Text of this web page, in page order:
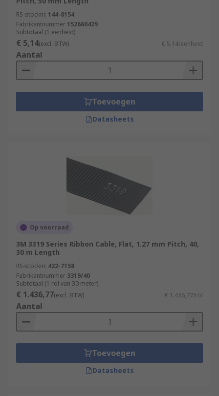
RS-stocknr. 144-8154
Fabrikantnummer 152660429
Subtotaal (1 eenheid)
€ 5,14(excl. BTW) € 5,14/eenheid
Aantal
Toevoegen
Datasheets
Op voorraad
3M 3319 Series Ribbon Cable, Flat, 1.27 mm Pitch, 40,
30 m Length
RS-stocknr. 422-7158
Fabrikantnummer 3319/40
Subtotaal (1 rol van 30 meter)
€ 1.436,77(excl. BTW) € 1.436,77/rol
Aantal
Toevoegen
Datasheets